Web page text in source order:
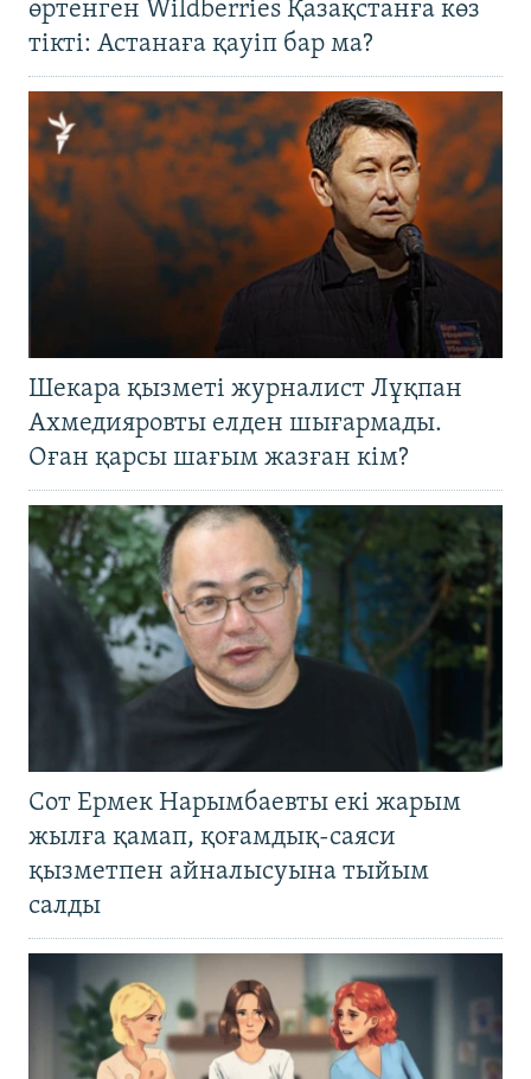
өртенген Wildberries Қазақстанға көз
тікті: Астанаға қауіп бар ма?
Шекара қызметі журналист Лұқпан
Ахмедияровты елден шығармады.
Оған қарсы шағым жазған кім?
Сот Ермек Нарымбаевты екі жарым
жылға қамап, қоғамдық-саяси
қызметпен айналысуына тыйым
салды